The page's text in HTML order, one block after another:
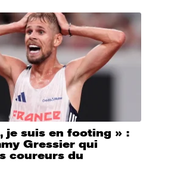
je suis en footing » :
Gressier qui
coureurs du